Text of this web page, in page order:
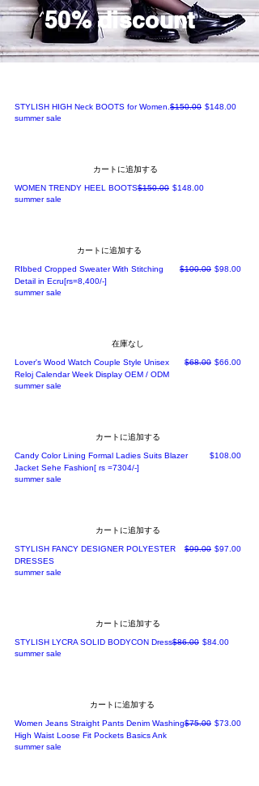
AV
AI
LA
BL
50% discount
STYLISH HIGH Neck BOOTS for Women.通常価格
$150.00 セール価格
$148.00
summer sale
カートに追加する
WOMEN TRENDY HEEL BOOTS通常価格
$150.00 セール価格
$148.00
summer sale
カートに追加する
RIbbed Cropped Sweater With Stitching
Detail in Ecru[rs=8,400/-]
通常価格
$100.00 セール価格
$98.00
summer sale
在庫なし
Lover's Wood Watch Couple Style Unisex
Reloj Calendar Week Display OEM / ODM
通常価格
$68.00 セール価格
$66.00
summer sale
カートに追加する
Candy Color Lining Formal Ladies Suits Blazer
Jacket Sehe Fashion[ rs =7304/-]
価格
$108.00
summer sale
カートに追加する
STYLISH FANCY DESIGNER POLYESTER
DRESSES
通常価格
$99.00 セール価格
$97.00
summer sale
カートに追加する
STYLISH LYCRA SOLID BODYCON Dress通常価格
$86.00 セール価格
$84.00
summer sale
カートに追加する
Women Jeans Straight Pants Denim Washing
High Waist Loose Fit Pockets Basics Ank
通常価格
$75.00 セール価格
$73.00
summer sale